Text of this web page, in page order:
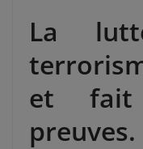
La
et fait
preuves.